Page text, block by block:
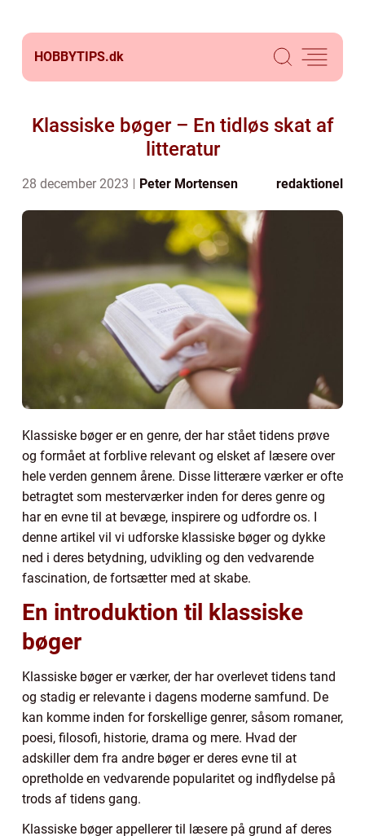
HOBBYTIPS.dk
Klassiske bøger – En tidløs skat af
litteratur
28 december 2023 Peter Mortensen redaktionel
Klassiske bøger er en genre, der har stået tidens prøve
og formået at forblive relevant og elsket af læsere over
hele verden gennem årene. Disse litterære værker er ofte
betragtet som mesterværker inden for deres genre og
har en evne til at bevæge, inspirere og udfordre os. I
denne artikel vil vi udforske klassiske bøger og dykke
ned i deres betydning, udvikling og den vedvarende
fascination, de fortsætter med at skabe.
En introduktion til klassiske
bøger
Klassiske bøger er værker, der har overlevet tidens tand
og stadig er relevante i dagens moderne samfund. De
kan komme inden for forskellige genrer, såsom romaner,
poesi, filosofi, historie, drama og mere. Hvad der
adskiller dem fra andre bøger er deres evne til at
opretholde en vedvarende popularitet og indflydelse på
trods af tidens gang.
Klassiske bøger appellerer til læsere på grund af deres